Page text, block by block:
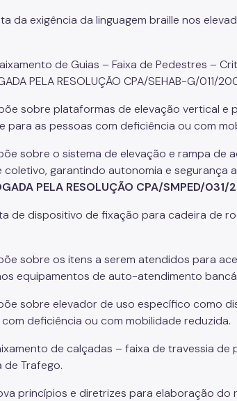
da exigência da linguagem braille nos
de Guias – Faixa de Pedestres –
PELA RESOLUÇÃO CPA/SEHAB-G/011/
sobre plataformas de elevação vertical e
as pessoas com deficiência ou com
sobre o sistema de elevação e rampa de
garantindo autonomia e segurança
PELA RESOLUÇÃO CPA/SMPED/031/
de dispositivo de fixação para cadeira de
sobre os itens a serem atendidos para
equipamentos de auto-atendimento
sobre elevador de uso específico como
deficiência ou com mobilidade reduzida.
de calçadas – faixa de travessia de
de Trafego.
princípios e diretrizes para elaboração do